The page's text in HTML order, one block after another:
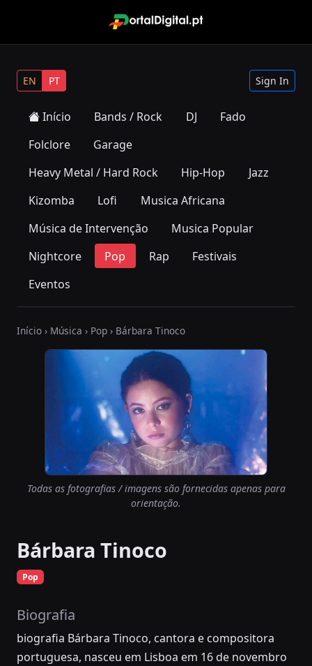
EN PT Sign In
Início Bands / Rock DJ
Fado
Folclore
Garage
Heavy Metal / Hard Rock
Hip-Hop
Jazz
Kizomba
Lofi
Musica Africana
Música de Intervenção
Musica Popular
Nightcore
Pop Rap
Festivais
Eventos
Início › Música › Pop › Bárbara Tinoco
Todas as fotografias / imagens são fornecidas apenas para
orientação.
Bárbara Tinoco
Pop
Biografia
biografia Bárbara Tinoco, cantora e compositora
portuguesa, nasceu em Lisboa em 16 de novembro